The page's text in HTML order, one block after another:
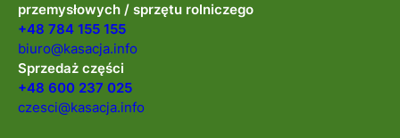
przemysłowych / sprzętu rolniczego
+48 784 155 155
biuro@kasacja.info
Sprzedaż części
+48 600 237 025
czesci@kasacja.info